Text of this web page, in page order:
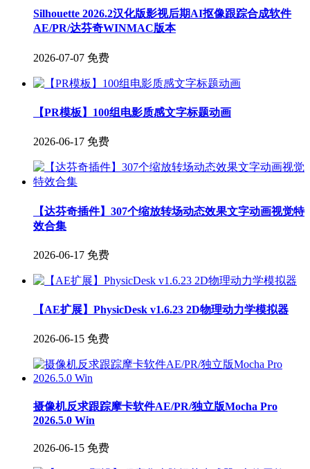
Silhouette 2026.2汉化版影视后期AI抠像跟踪合成软件
AE/PR/达芬奇WINMAC版本
2026-07-07 免费
【PR模板】100组电影质感文字标题动画
2026-06-17 免费
【达芬奇插件】307个缩放转场动态效果文字动画视觉特
效合集
2026-06-17 免费
【AE扩展】PhysicDesk v1.6.23 2D物理动力学模拟器
2026-06-15 免费
摄像机反求跟踪摩卡软件AE/PR/独立版Mocha Pro
2026.5.0 Win
2026-06-15 免费